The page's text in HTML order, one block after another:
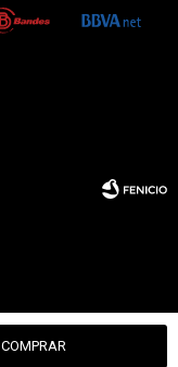
COMPRAR